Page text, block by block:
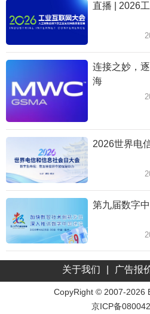
直播 | 2026
连接之妙，逐梦无限 聚
海
2026世界电
第九届数字
关于我们 广告报
CopyRight © 2007-2026
京ICP备